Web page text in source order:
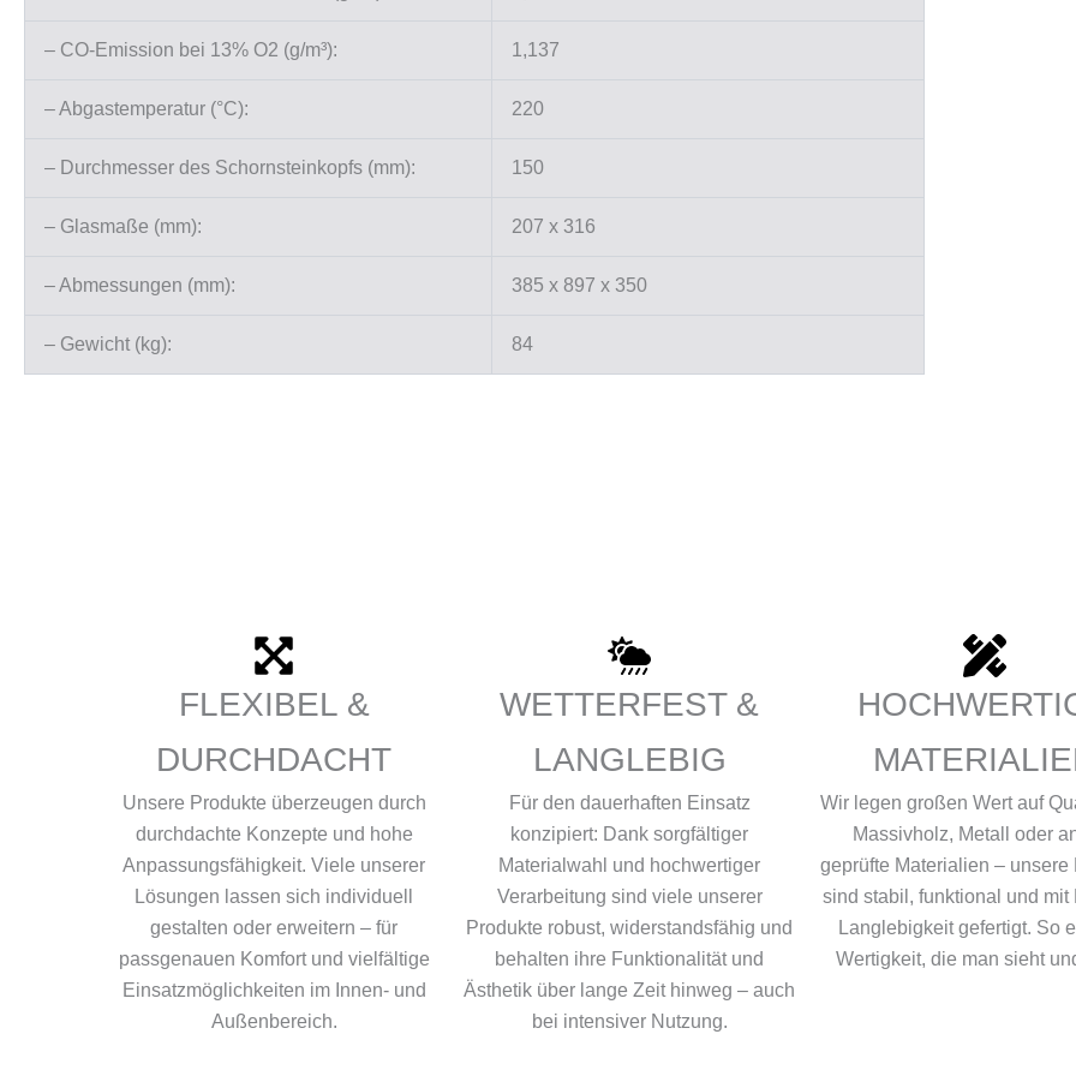
– CO-Emission bei 13% O2 (g/m³): 1,137
– Abgastemperatur (°C): 220
– Durchmesser des Schornsteinkopfs (mm): 150
– Glasmaße (mm): 207 x 316
– Abmessungen (mm): 385 x 897 x 350
– Gewicht (kg): 84
FLEXIBEL &
DURCHDACHT
Unsere Produkte überzeugen durch
durchdachte Konzepte und hohe
Anpassungsfähigkeit. Viele unserer
Lösungen lassen sich individuell
gestalten oder erweitern – für
passgenauen Komfort und vielfältige
Einsatzmöglichkeiten im Innen- und
Außenbereich.
WETTERFEST &
LANGLEBIG
Für den dauerhaften Einsatz
konzipiert: Dank sorgfältiger
Materialwahl und hochwertiger
Verarbeitung sind viele unserer
Produkte robust, widerstandsfähig und
behalten ihre Funktionalität und
Ästhetik über lange Zeit hinweg – auch
bei intensiver Nutzung.
Wir legen großen Wert auf
Massivholz, Metall oder
geprüfte Materialien – unsere
sind stabil, funktional und mit
Langlebigkeit gefertigt. So
Wertigkeit, die man sieht